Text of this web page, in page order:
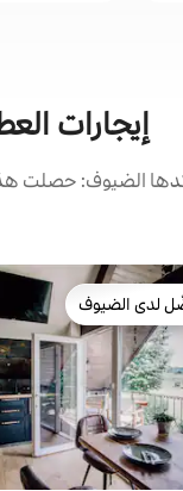
إيجارات
الضيوف: حصلت هذه
البيوت المفضّلة لدى
لدى الضيوف